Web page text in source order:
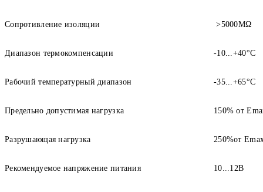
Сопротивление изоляции >5000MΩ
Диапазон термокомпенсации -10...+40°С
Рабочий температурный диапазон -35...+65°С
Предельно допустимая нагрузка 150% от
Разрушающая нагрузка 250%от
Рекомендуемое напряжение питания 10...12В